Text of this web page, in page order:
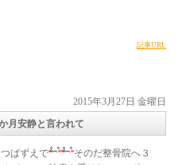
記事URL
2015年3月27日 金曜日
月安静と言われて
ばずえで
そのだ整骨院へ３